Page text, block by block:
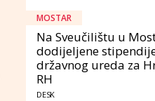
MOSTAR
Na Sveučilištu u
dodijeljene
državnog ureda za
RH
DESK